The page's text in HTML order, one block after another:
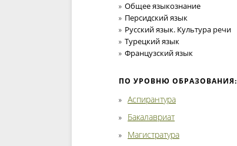
Общее языкознание
Персидский язык
Русский язык. Культура речи
Турецкий язык
Французский язык
ПО УРОВНЮ ОБРАЗОВАНИЯ:
Аспирантура
Бакалавриат
Магистратура